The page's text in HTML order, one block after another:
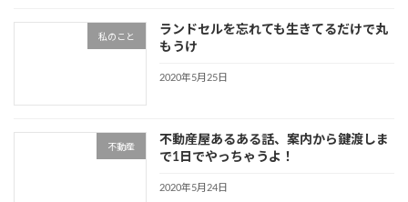
私のこと
ランドセルを忘れても生きてるだけで丸
もうけ
2020年5月25日
不動産
不動産屋あるある話、案内から鍵渡しま
で1日でやっちゃうよ！
2020年5月24日